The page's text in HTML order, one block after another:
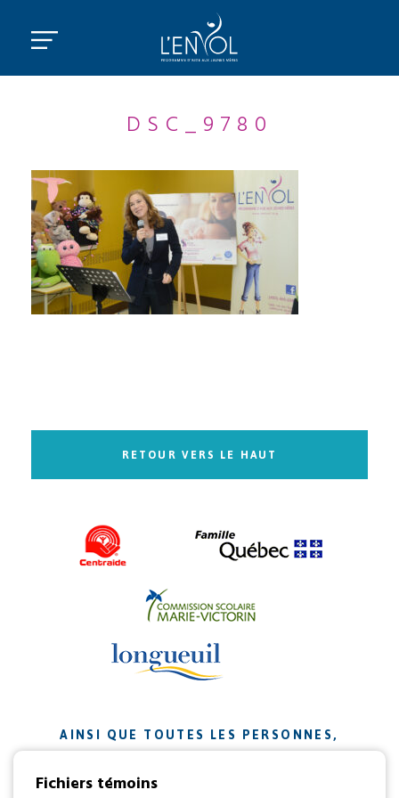
DSC_9780
RETOUR VERS LE HAUT
AINSI QUE TOUTES LES PERSONNES,
ORGANISMES ET ENTREPRISES QUI ONT
CONTRIBUÉ À NOTRE MISSION.
Fichiers témoins